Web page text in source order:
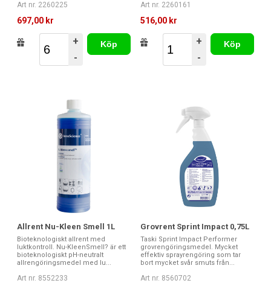
Art nr. 2260225
697,00 kr
+
-
Köp
Art nr. 2260161
516,00 kr
+
-
Köp
Allrent Nu-Kleen Smell 1L
Bioteknologiskt allrent med
luktkontroll. Nu-KleenSmell? är ett
bioteknologiskt pH-neutralt
allrengöringsmedel med lu...
Art nr. 8552233
Grovrent Sprint Impact 0,75L
Taski Sprint Impact Performer
grovrengöringsmedel. Mycket
effektiv sprayrengöring som tar
bort mycket svår smuts från...
Art nr. 8560702